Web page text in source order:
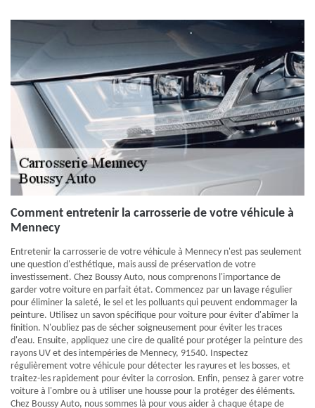
Comment entretenir la carrosserie de votre véhicule à
Mennecy
Entretenir la carrosserie de votre véhicule à Mennecy n'est pas seulement
une question d'esthétique, mais aussi de préservation de votre
investissement. Chez Boussy Auto, nous comprenons l'importance de
garder votre voiture en parfait état. Commencez par un lavage régulier
pour éliminer la saleté, le sel et les polluants qui peuvent endommager la
peinture. Utilisez un savon spécifique pour voiture pour éviter d'abîmer la
finition. N'oubliez pas de sécher soigneusement pour éviter les traces
d'eau. Ensuite, appliquez une cire de qualité pour protéger la peinture des
rayons UV et des intempéries de Mennecy, 91540. Inspectez
régulièrement votre véhicule pour détecter les rayures et les bosses, et
traitez-les rapidement pour éviter la corrosion. Enfin, pensez à garer votre
voiture à l'ombre ou à utiliser une housse pour la protéger des éléments.
Chez Boussy Auto, nous sommes là pour vous aider à chaque étape de